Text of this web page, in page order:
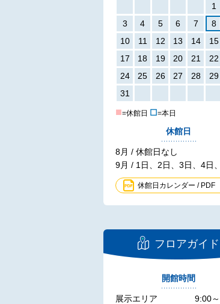
1
3
4 5 6 7 8
10
11 12 13 14 15
17
18 19 20 21 22
24
25 26 27 28 29
31
■=休館日 ☐=本日
休館日
8月 / 休館日なし
9月 / 1日、2日、3日、4日
休館日カレンダー / PDF
フロアガイド
開館時間
展示エリア
9:00